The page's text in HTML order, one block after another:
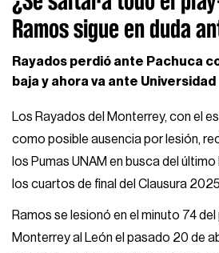
Ramos sigue en duda
Rayados perdió ante Pachuca
baja y ahora va ante Universidad
Los Rayados del Monterrey, con el
como posible ausencia por lesión,
los Pumas UNAM en busca del
los cuartos de final del Clausura 2025
Ramos se lesionó en el minuto 74
Monterrey al León el pasado 20 de